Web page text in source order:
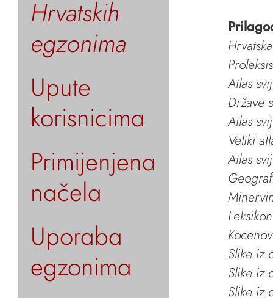
Hrvatskih
egzonima
Upute
korisnicima
Primijenjena
načela
Uporaba
egzonima
Atlas
Države
Atlas
Veliki
Atlas
Slike iz
Slike iz
Slike iz